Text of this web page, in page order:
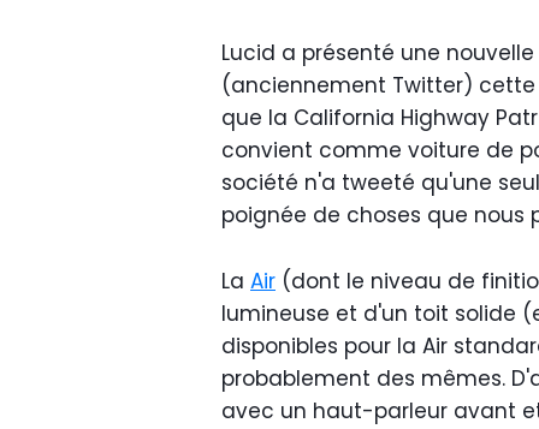
Lucid a présenté une
(anciennement Twitter)
que la California Highway
convient comme voiture de
société n'a tweeté qu'une
poignée de choses que nous
La Air (dont le niveau de
lumineuse et d'un toit solide
disponibles pour la Air
probablement des mêmes.
avec un haut-parleur avant